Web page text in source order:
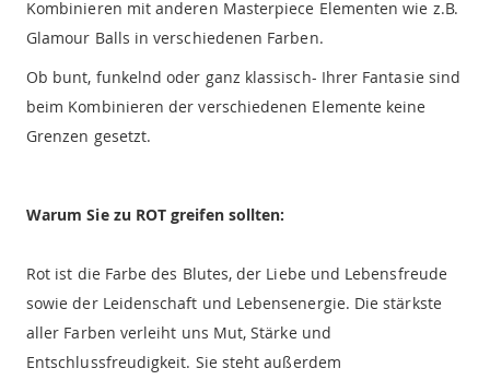
Kombinieren mit anderen Masterpiece Elementen wie z.B.
Glamour Balls in verschiedenen Farben.
Ob bunt, funkelnd oder ganz klassisch- Ihrer Fantasie sind
beim Kombinieren der verschiedenen Elemente keine
Grenzen gesetzt.
Warum Sie zu ROT greifen sollten:
Rot ist die Farbe des Blutes, der Liebe und Lebensfreude
sowie der Leidenschaft und Lebensenergie. Die stärkste
aller Farben verleiht uns Mut, Stärke und
Entschlussfreudigkeit. Sie steht außerdem